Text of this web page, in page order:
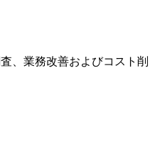
、業務改善およびコスト削